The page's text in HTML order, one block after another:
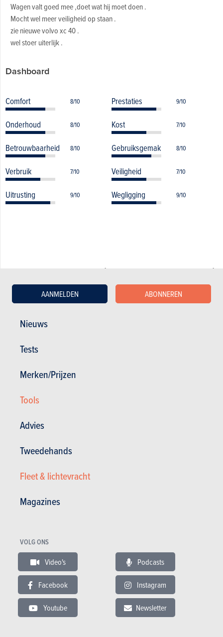
Nieuws
Tests
Merken/Prijzen
Tools
Advies
Tweedehands
Fleet & lichtevracht
Magazines
AANMELDEN ABONNEREN
VOLG ONS
Video's Podcasts
Facebook Instagram
Youtube Newsletter
Wagen valt goed mee ,doet wat hij moet doen .
Mocht wel meer veiligheid op staan .
zie nieuwe volvo xc 40 .
wel stoer uiterlijk .
Dashboard
Comfort 8/10 Prestaties 9/10
Onderhoud 8/10 Kost 7/10
Betrouwbaarheid 8/10 Gebruiksgemak 8/10
Verbruik 7/10 Veiligheid 7/10
Uitrusting 9/10 Wegligging 9/10
De andere beoordelingen over de Hyundai
Tucson
Hyundai Tucson 1.6 T-GDi Techno (2027)
Algemene tevredenheid :
Tevredenheid eigenaar
sont mal...
13.12.2021
Hyundai Tucson 1.6 CRDi 48V Techno (2027)